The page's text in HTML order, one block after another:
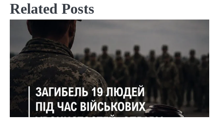
Related Posts